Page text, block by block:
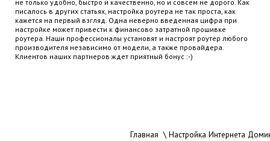
не только удобно, быстро и качественно, но и совсем не дорого. Как
писалось в других статьях, настройка роутера не так проста, как
кажется на первый взгляд. Одна неверно введенная цифра при
настройке может привести к финансово затратной прошивке
роутера. Наши профессионалы установят и настроят роутер любого
производителя независимо от модели, а также провайдера.
Клиентов наших партнеров ждет приятный бонус :-)
Главная \ Настройка Интернета